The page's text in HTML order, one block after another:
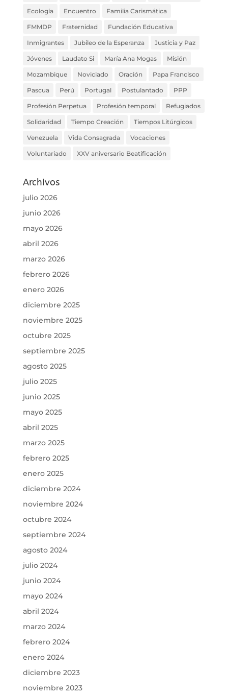
Ecología Encuentro Familia Carismática
FMMDP Fraternidad Fundación Educativa
Inmigrantes Jubileo de la Esperanza Justicia y Paz
Jóvenes Laudato Si María Ana Mogas Misión
Mozambique Noviciado Oración Papa Francisco
Pascua Perú Portugal Postulantado PPP
Profesión Perpetua Profesión temporal Refugiados
Solidaridad Tiempo Creación Tiempos Litúrgicos
Venezuela Vida Consagrada Vocaciones
Voluntariado XXV aniversario Beatificación
Archivos
julio 2026
junio 2026
mayo 2026
abril 2026
marzo 2026
febrero 2026
enero 2026
diciembre 2025
noviembre 2025
octubre 2025
septiembre 2025
agosto 2025
julio 2025
junio 2025
mayo 2025
abril 2025
marzo 2025
febrero 2025
enero 2025
diciembre 2024
noviembre 2024
octubre 2024
septiembre 2024
agosto 2024
julio 2024
junio 2024
mayo 2024
abril 2024
marzo 2024
febrero 2024
enero 2024
diciembre 2023
noviembre 2023